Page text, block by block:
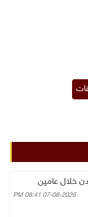
07-08-2026 08:41 PM